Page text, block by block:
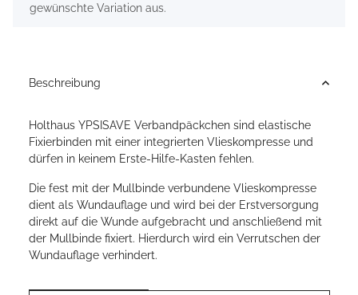
gewünschte Variation aus.
Beschreibung
Holthaus YPSISAVE Verbandpäckchen sind elastische
Fixierbinden mit einer integrierten Vlieskompresse und
dürfen in keinem Erste-Hilfe-Kasten fehlen.
Die fest mit der Mullbinde verbundene Vlieskompresse
dient als Wundauflage und wird bei der Erstversorgung
direkt auf die Wunde aufgebracht und anschließend mit
der Mullbinde fixiert. Hierdurch wird ein Verrutschen der
Wundauflage verhindert.